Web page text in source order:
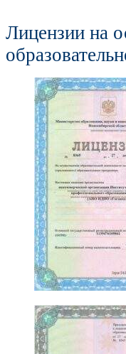
Лицензии на